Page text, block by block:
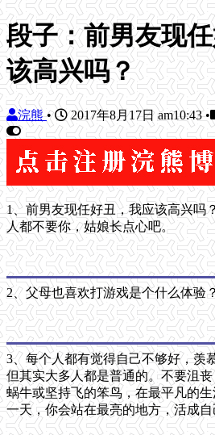
段子：前男友现
该高兴吗？
浣熊• 2017年8月17日 am10:43•
1、前男友现任好丑，我应该高兴吗
人都不要你，姑娘长点心吧。
2、父母也喜欢打游戏是个什么体验
3、每个人都有觉得自己不够好，羡
但其实大多人都是普通的。不要沮
蜗牛或坚持飞的笨鸟，在最平凡的
一天，你会站在最亮的地方，活成